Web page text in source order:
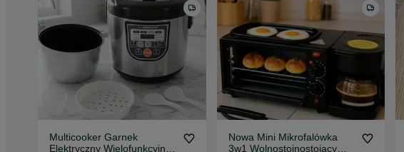
Multicooker Garnek
Elektryczny Wielofunkcyjny
Nowa Mini Mikrofalówka
3w1 Wolnostojnostojący